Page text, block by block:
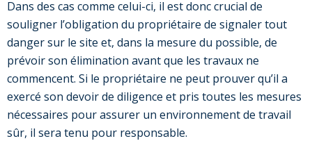
Dans des cas comme celui-ci, il est donc crucial de
souligner l’obligation du propriétaire de signaler tout
danger sur le site et, dans la mesure du possible, de
prévoir son élimination avant que les travaux ne
commencent. Si le propriétaire ne peut prouver qu’il a
exercé son devoir de diligence et pris toutes les mesures
nécessaires pour assurer un environnement de travail
sûr, il sera tenu pour responsable.